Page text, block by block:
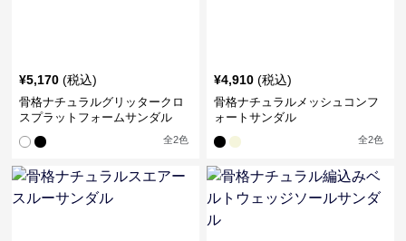
¥5,170 (税込)
骨格ナチュラルグリッタークロ
スプラットフォームサンダル
全2色
¥4,910 (税込)
骨格ナチュラルメッシュコンフ
ォートサンダル
全2色